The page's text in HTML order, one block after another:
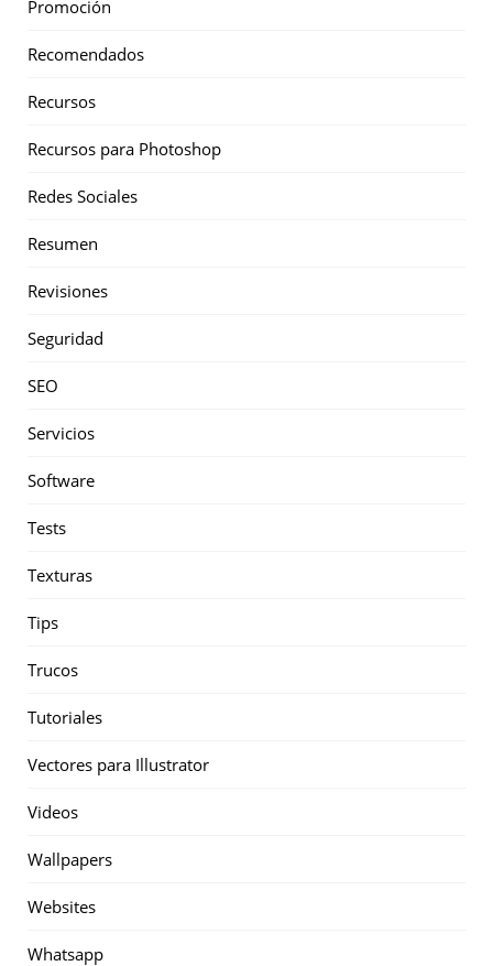
Promoción
Recomendados
Recursos
Recursos para Photoshop
Redes Sociales
Resumen
Revisiones
Seguridad
SEO
Servicios
Software
Tests
Texturas
Tips
Trucos
Tutoriales
Vectores para Illustrator
Videos
Wallpapers
Websites
Whatsapp